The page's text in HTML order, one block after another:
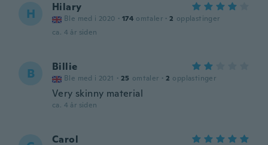
H Hilary
Ble med i 2020 · 174 omtaler · 2 opplastinger
ca. 4 år siden
B Billie
Ble med i 2021 · 25 omtaler · 2 opplastinger
Very skinny material
ca. 4 år siden
Carol